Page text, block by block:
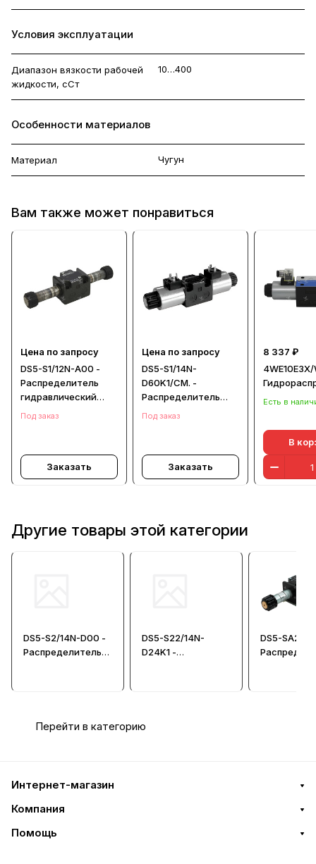
Условия эксплуатации
Диапазон вязкости рабочей
жидкости, сСт
10…400
Особенности материалов
Материал Чугун
Вам также может понравиться
Цена по запросу
DS5-S1/12N-A00 -
Распределитель
гидравлический
CETOP 05
Под заказ
Заказать
Цена по запросу
DS5-S1/14N-
D60K1/CM. -
Распределитель
гидравлический
Под заказ
Заказать
8 337 ₽
Есть в
В
Другие товары этой категории
DS5-S2/14N-D00 -
Распределитель
DS5-S22/14N-
D24K1 -
DS5-SA2/
Перейти в категорию
Интернет-магазин
Компания
Помощь